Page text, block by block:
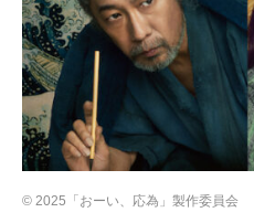
©︎ 2025「おーい、応為」製作委員会